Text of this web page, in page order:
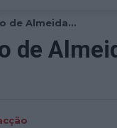
de Almeida...
de